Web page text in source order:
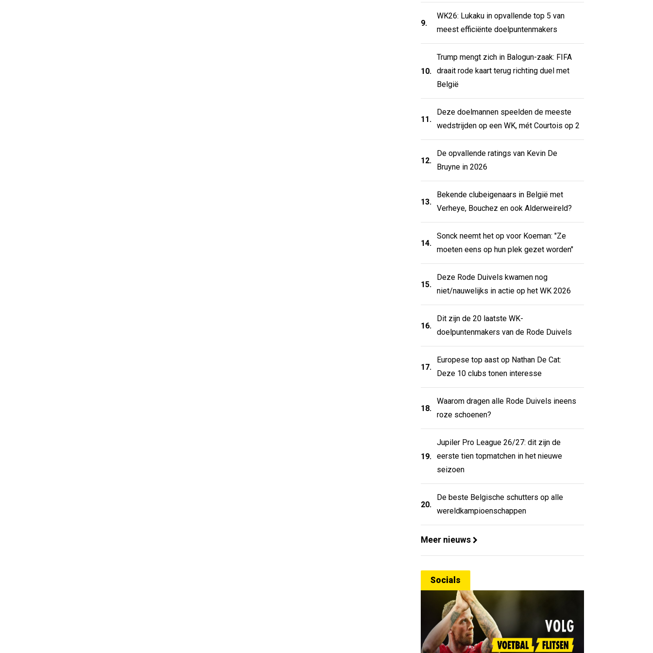
9.
WK26: Lukaku in opvallende top 5 van
meest efficiënte doelpuntenmakers
10.
Trump mengt zich in Balogun-zaak: FIFA
draait rode kaart terug richting duel met
België
11.
Deze doelmannen speelden de meeste
wedstrijden op een WK, mét Courtois op 2
12.
De opvallende ratings van Kevin De
Bruyne in 2026
13.
Bekende clubeigenaars in België met
Verheye, Bouchez en ook Alderweireld?
14.
Sonck neemt het op voor Koeman: "Ze
moeten eens op hun plek gezet worden"
15.
Deze Rode Duivels kwamen nog
niet/nauwelijks in actie op het WK 2026
16.
Dit zijn de 20 laatste WK-
doelpuntenmakers van de Rode Duivels
17.
Europese top aast op Nathan De Cat:
Deze 10 clubs tonen interesse
18.
Waarom dragen alle Rode Duivels ineens
roze schoenen?
19.
Jupiler Pro League 26/27: dit zijn de
eerste tien topmatchen in het nieuwe
seizoen
20.
De beste Belgische schutters op alle
wereldkampioenschappen
Meer nieuws
Socials